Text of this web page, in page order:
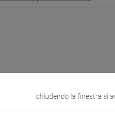
chiudendo la finestra si